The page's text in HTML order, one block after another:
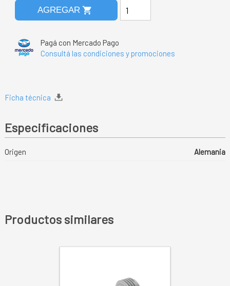
AGREGAR shopping_cart
Pagá con Mercado Pago
Consultá las condiciones y promociones
Ficha técnica
Especificaciones
Origen Alemania
Productos similares